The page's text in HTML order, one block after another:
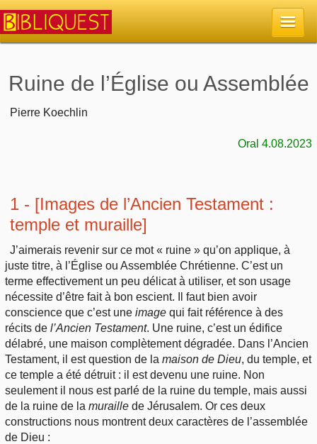
Sujets d'actualité
Librairies, éditeurs
Autres sites chrétiens
Outils
Paramètres
Écoutez la Bible
Rechercher (concordance)
Au sujet de la Bible
Études et commentaires par passage
Versets Classés
Lecture Journalière
Tous les sujets
Dieu
La Bible
L'Évangile, le Salut
Mort, résurrection
L'Église, l'Assemblée
Études et commentaires par passage
Personnages bibliques
Édification
Commentaires journaliers
COURS Bibliques - GUIDES de lecture
Recherche
Rechercher dans le site
Sujets de A à Z
Ouvrages de A à Z
Auteurs de A à Z
En bref
Sommaires
Aperçus Livres de la Bible
Autres FAQ
Ruine de l’Église ou Assemblée
Pierre Koechlin
Oral 4.08.2023
1 - [Images de l’Ancien Testament :
temple et muraille]
J’aimerais revenir sur ce mot « ruine » qu’on applique, à
juste titre, à l’Église ou Assemblée Chrétienne. C’est un
terme effectivement un peu délicat à utiliser, et son usage
nécessite d’être fait à bon escient. Il faut bien avoir
conscience que c’est une image qui fait référence à des
récits de l’Ancien Testament. Une ruine, c’est un édifice
délabré, une maison complètement dégradée. Dans l’Ancien
Testament, il est question de la maison de Dieu, du temple, et
ce temple a été détruit : il est devenu une ruine. Non
seulement il nous est parlé de la ruine du temple, mais aussi
de la ruine de la muraille de Jérusalem. Or ces deux
constructions nous montrent deux caractères de l’assemblée
de Dieu :